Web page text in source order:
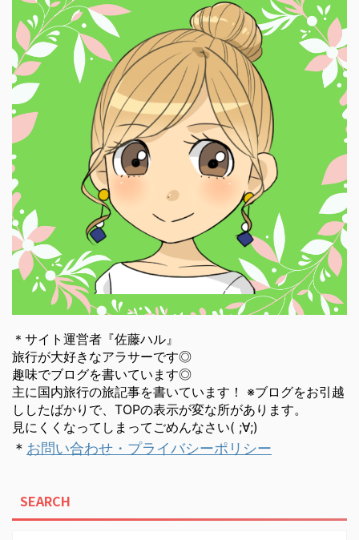
＊サイト運営者『佐藤ハル』
旅行が大好きなアラサーです◎
趣味でブログを書いています◎
主に国内旅行の旅記事を書いています！ ※ブログをお引越
ししたばかりで、TOPの表示が変な所があります。
見にくくなってしまってごめんなさい( ;∀;)
＊ お問い合わせ・プライバシーポリシー
SEARCH